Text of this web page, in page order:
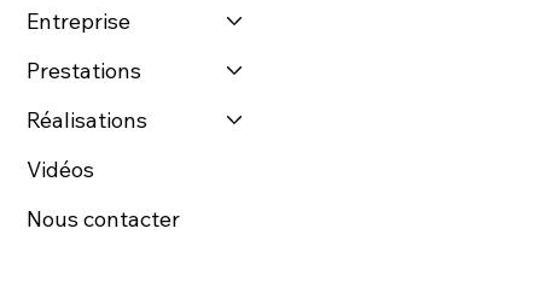
Entreprise
Prestations
Réalisations
Vidéos
Nous contacter